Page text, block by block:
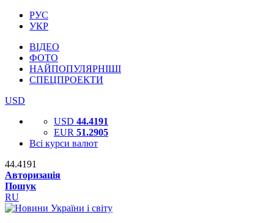
РУС
УКР
ВІДЕО
ФОТО
НАЙПОПУЛЯРНІШІ
СПЕЦПРОЕКТИ
USD
USD 44.4191
EUR 51.2905
Всі курси валют
44.4191
Авторизація
Пошук
RU